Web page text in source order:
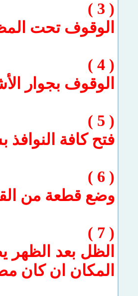
( 3 )
الوقوف تحت
( 4 )
الوقوف بجوار
( 5 )
فتح كافة النوافذ
( 6 )
وضع قطعة من
( 7 )
الظل بعد الظهر
المكان ان كان